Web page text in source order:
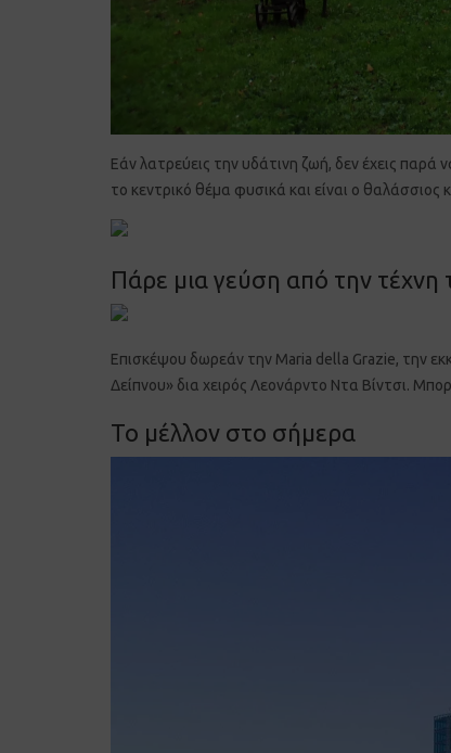
Εάν λατρεύεις την υδάτινη ζωή, δεν έχεις παρά
το κεντρικό θέμα φυσικά και είναι ο
Πάρε μια γεύση από την τέχνη
Επισκέψου δωρεάν την Maria della Grazie, την
Δείπνου» δια χειρός Λεονάρντο Ντα Βίντσι.
Το μέλλον στο σήμερα